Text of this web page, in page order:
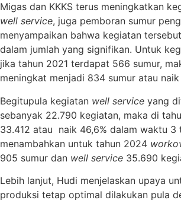
Migas dan KKKS terus meningkatkan
well service, juga pemboran sumur
menyampaikan bahwa kegiatan
dalam jumlah yang signifikan. Untuk
jika tahun 2021 terdapat 566 sumur,
meningkat menjadi 834 sumur atau naik
Begitupula kegiatan well service yang
sebanyak 22.790 kegiatan, maka di
33.412 atau naik 46,6% dalam waktu 3
menambahkan untuk tahun 2024
905 sumur dan well service 35.690
Lebih lanjut, Hudi menjelaskan upaya
produksi tetap optimal dilakukan pula